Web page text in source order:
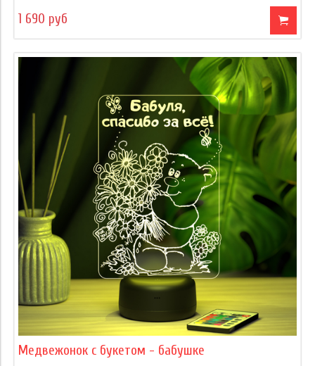
1 690 руб
Медвежонок с букетом - бабушке